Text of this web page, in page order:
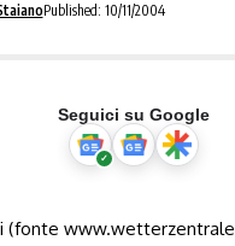
Published: 10/11/2004
Seguici su Google